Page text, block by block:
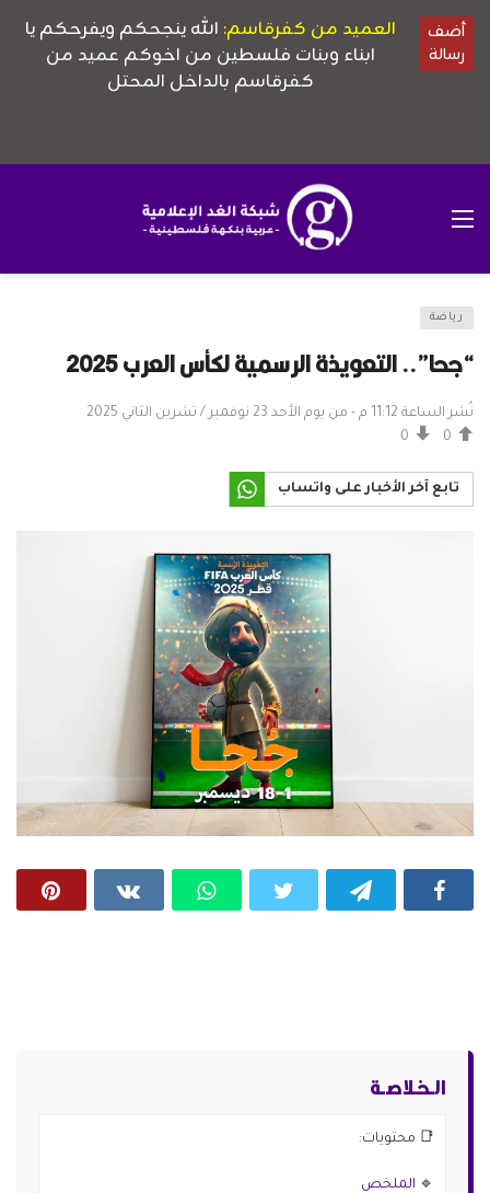
رياضة
“جحا”.. التعويذة الرسمية لكأس العرب 2025
نُشر الساعة 11:12 م - من يوم الأحد 23 نوفمبر / تشرين الثاني 2025
0
0
تابع آخر الأخبار على واتساب
الـخـلاصـة
📑 محتويات:
🔹 الملخص